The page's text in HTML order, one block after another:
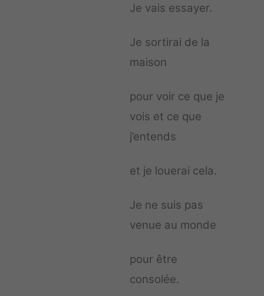
Je vais essayer.
Je sortirai de la
maison
pour voir ce que je
vois et ce que
j’entends
et je louerai cela.
Je ne suis pas
venue au monde
pour être
consolée.